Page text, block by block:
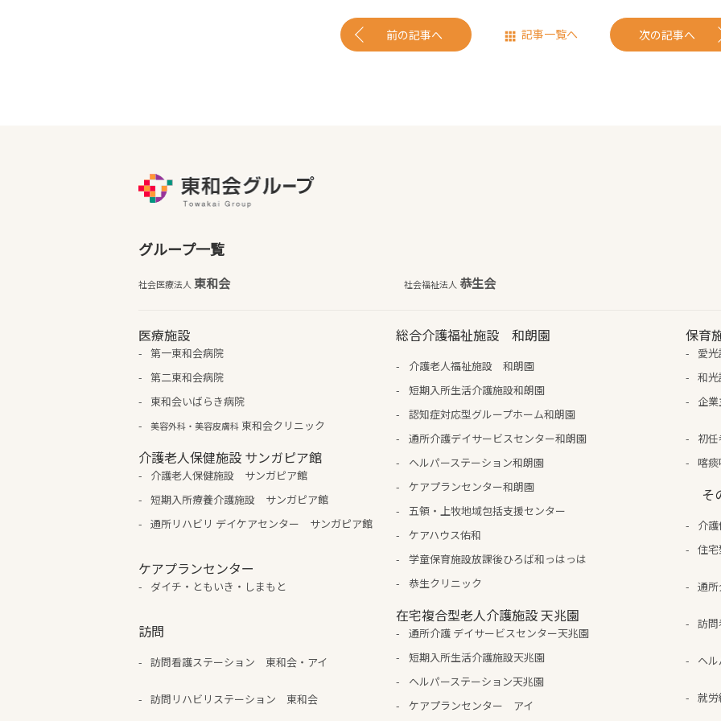
前の記事へ 記事一覧へ 次の記事へ
グループ一覧
社会医療法人 東和会 社会福祉法人 恭生会
医療施設
第一東和会病院
第二東和会病院
東和会いばらき病院
美容外科・美容皮膚科 東和会クリニック
介護老人保健施設 サンガピア館
介護老人保健施設 サンガピア館
短期入所療養介護施設 サンガピア館
通所リハビリ デイケアセンター サンガピア館
ケアプランセンター
ダイチ・ともいき・しまもと
訪問
訪問看護ステーション 東和会・アイ
訪問リハビリステーション 東和会
総合介護福祉施設 和朗園
介護老人福祉施設 和朗園
短期入所生活介護施設和朗園
認知症対応型グループホーム和朗園
通所介護デイサービスセンター和朗園
ヘルパーステーション和朗園
ケアプランセンター和朗園
五領・上牧地域包括支援センター
ケアハウス佑和
学童保育施設放課後ひろば和っはっは
恭生クリニック
在宅複合型老人介護施設 天兆園
通所介護 デイサービスセンター天兆園
短期入所生活介護施設天兆園
ヘルパーステーション天兆園
ケアプランセンター アイ
保育
愛
和
企
初
喀
そ
介
住
通
訪
ヘ
就